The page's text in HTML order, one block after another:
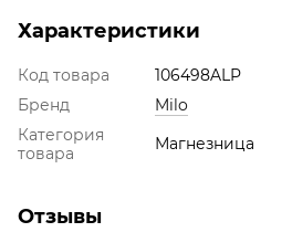
Характеристики
Код товара
106498ALP
Бренд
Milo
Категория
товара
Магнезница
Отзывы